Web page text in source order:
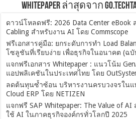
Whitepaper ล่าสุดจาก
ดาวน์โหลดฟรี: 2026 Data Center eBook
Cabling สำหรับงาน AI โดย Commscope
ฟรีเอกสารคู่มือ: ยกระดับการทำ Load
โซลูชันที่เรียบง่าย เพื่อธุรกิจในอนาคต (ฉ
แจกฟรีเอกสาร Whitepaper : แนวโน้ม
แอปพลิเคชันในประเทศไทย โดย
ลดต้นทุนซ้ำซ้อน บริหารงานครบวงจรในแ
Cloud ERP โดย NETIZEN
แจกฟรี SAP Whitepaper: The Value of
ใช้ AI ในภาคธุรกิจองค์กรทั่วโลกปี 2025